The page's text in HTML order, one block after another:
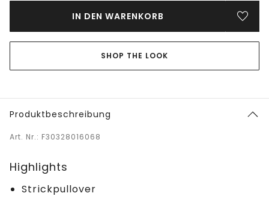
IN DEN WARENKORB
SHOP THE LOOK
Produktbeschreibung
Art. Nr.: F30328016068
Highlights
Strickpullover